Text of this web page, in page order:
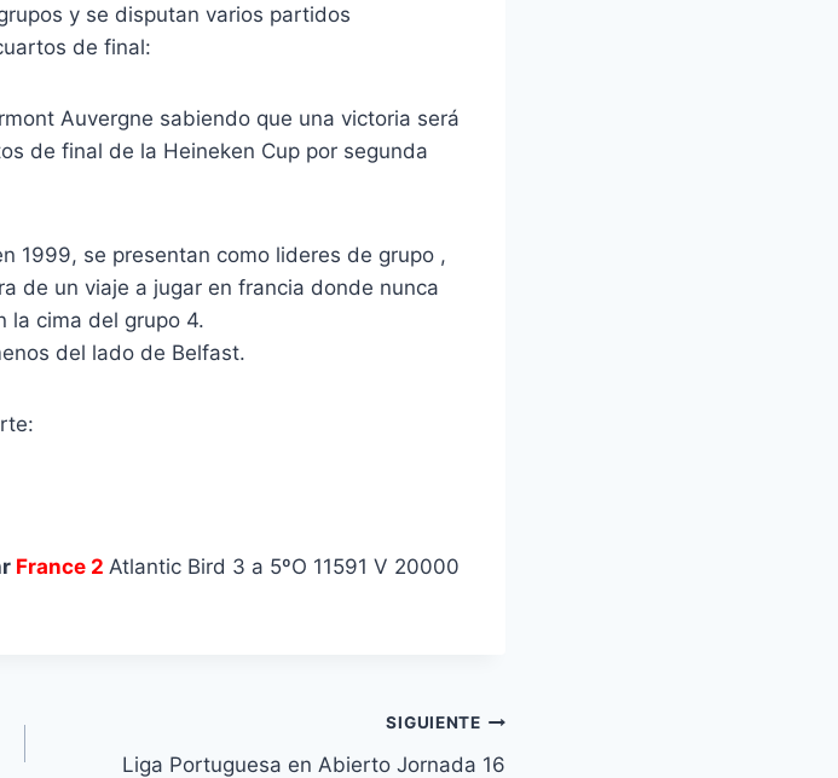
y se disputan varios partidos
de final:
Auvergne sabiendo que una victoria será
de final de la Heineken Cup por segunda
1999, se presentan como lideres de grupo ,
de un viaje a jugar en francia donde nunca
la cima del grupo 4.
del lado de Belfast.
France 2 Atlantic Bird 3 a 5ºO 11591 V 20000
SIGUIENTE
Liga Portuguesa en Abierto Jornada 16